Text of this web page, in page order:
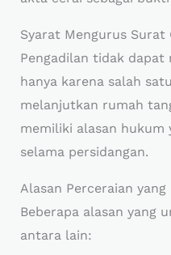
Syarat Mengurus Surat
Pengadilan tidak dapat
hanya karena salah
melanjutkan rumah
memiliki alasan hukum
selama persidangan.
Alasan Perceraian
Beberapa alasan yang
antara lain: